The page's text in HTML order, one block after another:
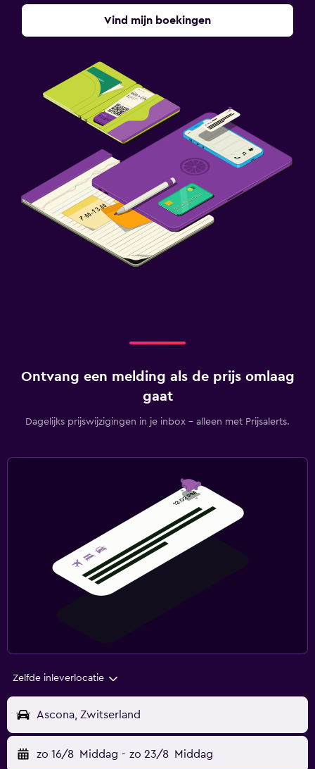
Vind mijn boekingen
Ontvang een melding als de prijs omlaag
gaat
Dagelijks prijswijzigingen in je inbox - alleen met Prijsalerts.
Zelfde inleverlocatie
Ascona, Zwitserland
zo 16/8 Middag - zo 23/8 Middag